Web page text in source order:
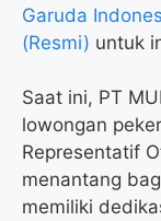
Garuda
(Resmi) untuk
Saat ini, PT
lowongan
Representatif
menantang
memiliki